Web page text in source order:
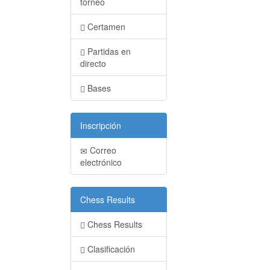
Certamen
Partidas en
directo
Bases
Inscripción
Correo
electrónico
Chess Results
Chess Results
Clasificación